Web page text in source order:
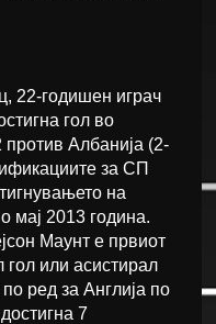
22-годишен играч
гол во
Албанија (2-
за СП
на
мај 2013 година.
Маунт е првиот
гол или асистирал
ред за Англија по
7